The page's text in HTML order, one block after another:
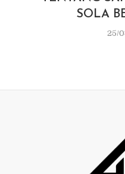
SOLA
25/